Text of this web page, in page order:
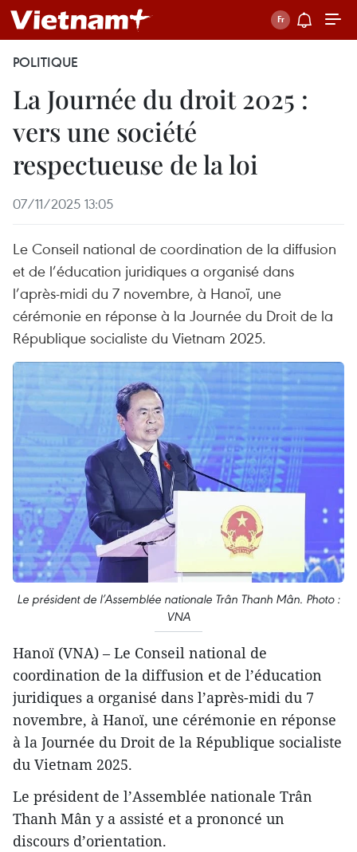
POLITIQUE
La Journée du droit 2025 :
vers une société
respectueuse de la loi
07/11/2025 13:05
Le Conseil national de coordination de la diffusion
et de l’éducation juridiques a organisé dans
l’après-midi du 7 novembre, à Hanoï, une
cérémonie en réponse à la Journée du Droit de la
République socialiste du Vietnam 2025.
Le président de l’Assemblée nationale Trân Thanh Mân. Photo :
VNA
Hanoï (VNA) – Le Conseil national de
coordination de la diffusion et de l’éducation
juridiques a organisé dans l’après-midi du 7
novembre, à Hanoï, une cérémonie en réponse
à la Journée du Droit de la République socialiste
du Vietnam 2025.
Le président de l’Assemblée nationale Trân
Thanh Mân y a assisté et a prononcé un
discours d’orientation.